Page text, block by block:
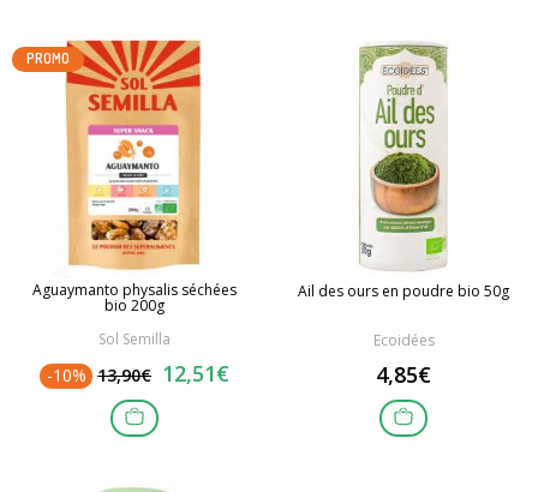
PROMO
Aguaymanto physalis séchées
bio 200g
Sol Semilla
-10% 13,90€ 12,51€
Ail des ours en poudre bio 50g
Ecoidées
4,85€